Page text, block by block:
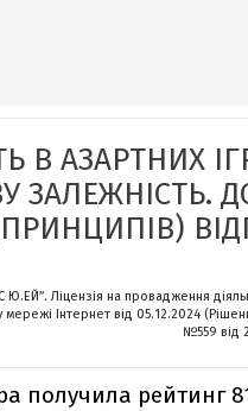
В АЗАРТНИХ
ЗАЛЕЖНІСТЬ.
Ю.ЕЙ”. Ліцензія на провадження
мережі Інтернет від 05.12.2024
№559 від
получила рейтинг